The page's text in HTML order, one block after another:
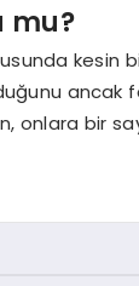
mu?
kesin
ancak
onlara bir